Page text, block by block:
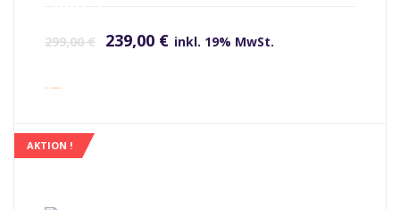
299,00€ 239,00 € inkl. 19% MwSt.
AKTION !